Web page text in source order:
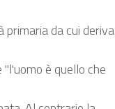
da cui deriva
è quello che